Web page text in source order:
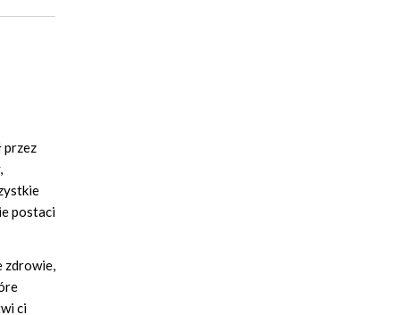
przez
postaci
zdrowie,
ci